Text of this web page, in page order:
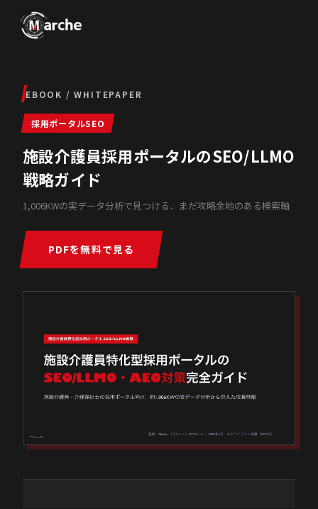
EBOOK / WHITEPAPER
採用ポータルSEO
施設介護員採用ポータルのSEO/LLMO
戦略ガイド
1,006KWの実データ分析で見つける、まだ攻略余地のある検索軸
PDFを無料で見る